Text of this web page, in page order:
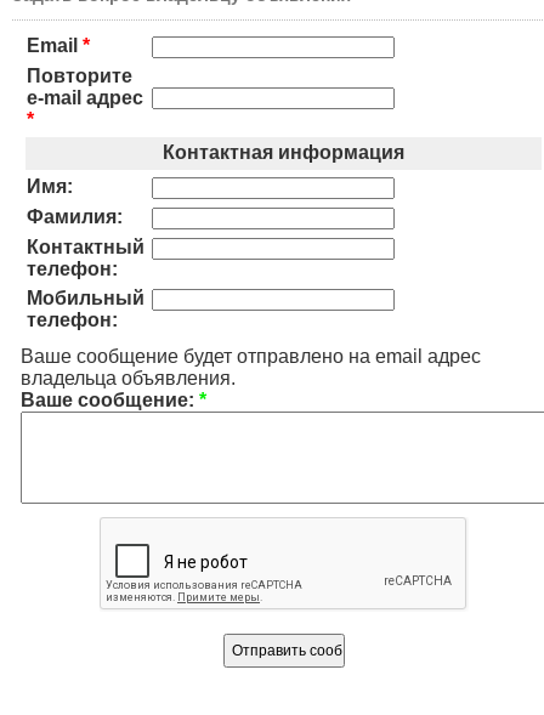
Email *
Повторите
e-mail адрес
*
Контактная информация
Имя:
Фамилия:
Контактный
телефон:
Мобильный
телефон:
Ваше сообщение будет отправлено на email адрес
владельца объявления.
Ваше сообщение: *